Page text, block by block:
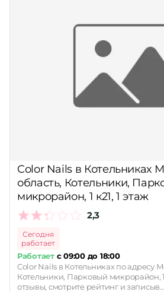
Color Nails в Котельниках
область, Котельники,
микрорайон, 1 к21, 1 этаж
2,3
Сегодня
работает
Работаетс 09:00 до 18:00
Color Nails в Котельниках по адресу
Котельники, Парковый микрорайон, 1
отзывы, смотрите рейтинг и записыв…